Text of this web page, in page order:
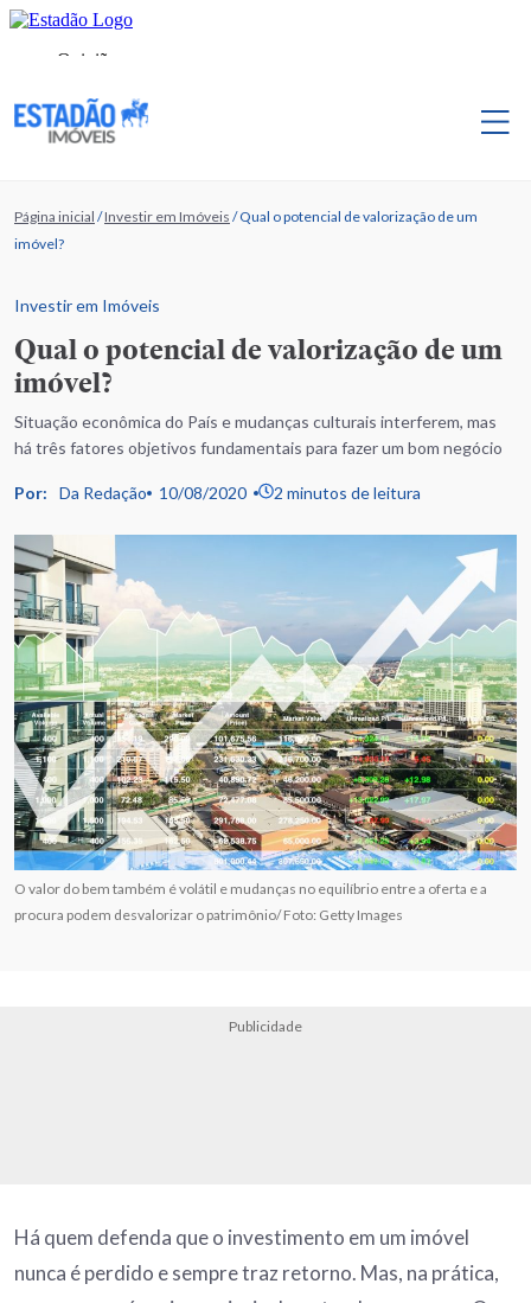
Página inicial /Investir em Imóveis /Qual o potencial de valorização de um
imóvel?
Investir em Imóveis
Qual o potencial de valorização de um
imóvel?
Situação econômica do País e mudanças culturais interferem, mas
há três fatores objetivos fundamentais para fazer um bom negócio
Por: Da Redação 10/08/2020 2 minutos de leitura
O valor do bem também é volátil e mudanças no equilíbrio entre a oferta e a
procura podem desvalorizar o patrimônio/ Foto: Getty Images
Publicidade
Há quem defenda que o investimento em um imóvel
nunca é perdido e sempre traz retorno. Mas, na prática,